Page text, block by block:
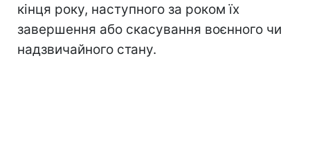
кінця року, наступного за роком їх
завершення або скасування воєнного чи
надзвичайного стану.